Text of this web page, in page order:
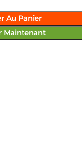
Au Panier
Maintenant